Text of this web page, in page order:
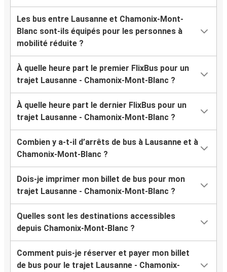
Les bus entre Lausanne et Chamonix-Mont-
Blanc sont-ils équipés pour les personnes à
mobilité réduite ?
À quelle heure part le premier FlixBus pour un
trajet Lausanne - Chamonix-Mont-Blanc ?
À quelle heure part le dernier FlixBus pour un
trajet Lausanne - Chamonix-Mont-Blanc ?
Combien y a-t-il d’arrêts de bus à Lausanne et à
Chamonix-Mont-Blanc ?
Dois-je imprimer mon billet de bus pour mon
trajet Lausanne - Chamonix-Mont-Blanc ?
Quelles sont les destinations accessibles
depuis Chamonix-Mont-Blanc ?
Comment puis-je réserver et payer mon billet
de bus pour le trajet Lausanne - Chamonix-